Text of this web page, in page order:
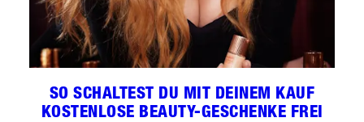
SO SCHALTEST DU MIT DEINEM KAUF
KOSTENLOSE BEAUTY-GESCHENKE FREI